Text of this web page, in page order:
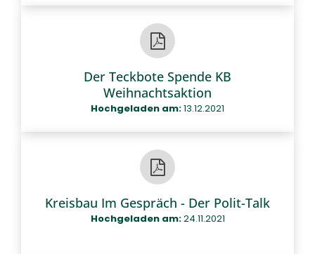
Der Teckbote Spende KB
Weihnachtsaktion
Hochgeladen am:13.12.2021
Kreisbau Im Gespräch - Der Polit-Talk
Hochgeladen am:24.11.2021